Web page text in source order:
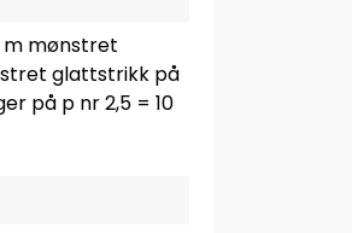
m mønstret
glattstrikk på
på p nr 2,5 = 10